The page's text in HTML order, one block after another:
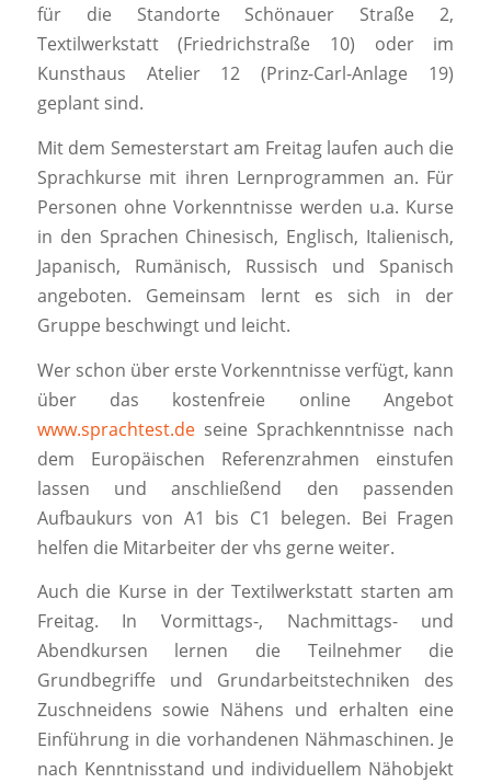
für die Standorte Schönauer Straße 2,
Textilwerkstatt (Friedrichstraße 10) oder im
Kunsthaus Atelier 12 (Prinz-Carl-Anlage 19)
geplant sind.
Mit dem Semesterstart am Freitag laufen auch die
Sprachkurse mit ihren Lernprogrammen an. Für
Personen ohne Vorkenntnisse werden u.a. Kurse
in den Sprachen Chinesisch, Englisch, Italienisch,
Japanisch, Rumänisch, Russisch und Spanisch
angeboten. Gemeinsam lernt es sich in der
Gruppe beschwingt und leicht.
Wer schon über erste Vorkenntnisse verfügt, kann
über das kostenfreie online Angebot
www.sprachtest.deseine Sprachkenntnisse nach
dem Europäischen Referenzrahmen einstufen
lassen und anschließend den passenden
Aufbaukurs von A1 bis C1 belegen. Bei Fragen
helfen die Mitarbeiter der vhs gerne weiter.
Auch die Kurse in der Textilwerkstatt starten am
Freitag. In Vormittags-, Nachmittags- und
Abendkursen lernen die Teilnehmer die
Grundbegriffe und Grundarbeitstechniken des
Zuschneidens sowie Nähens und erhalten eine
Einführung in die vorhandenen Nähmaschinen. Je
nach Kenntnisstand und individuellem Nähobjekt